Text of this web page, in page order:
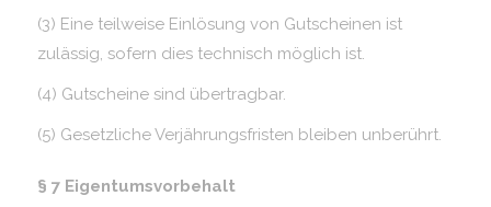
(3) Eine teilweise Einlösung von Gutscheinen ist
zulässig, sofern dies technisch möglich ist.
(4) Gutscheine sind übertragbar.
(5) Gesetzliche Verjährungsfristen bleiben unberührt.
§ 7 Eigentumsvorbehalt